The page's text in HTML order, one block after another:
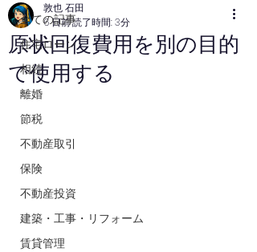
全ての記事
住宅ローン
相続
離婚
節税
不動産取引
保険
不動産投資
建築・工事・リフォーム
賃貸管理
原状回復費用を別の目的
で使用する
敦也 石田
6 日前読了時間: 3分